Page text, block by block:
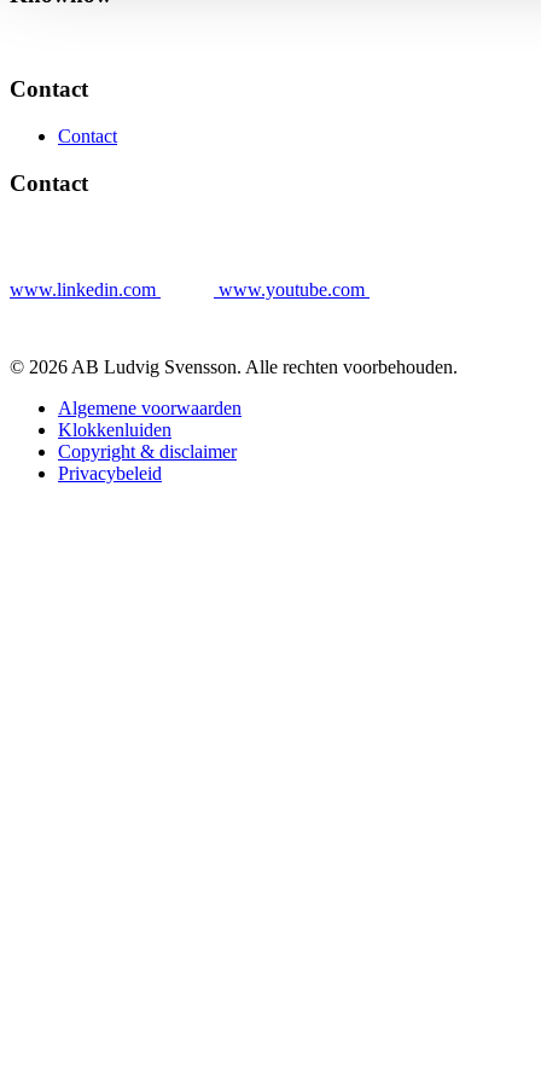
Contact
Contact
Contact
www.linkedin.com www.youtube.com
© 2026 AB Ludvig Svensson. Alle rechten voorbehouden.
Algemene voorwaarden
Klokkenluiden
Copyright & disclaimer
Privacybeleid